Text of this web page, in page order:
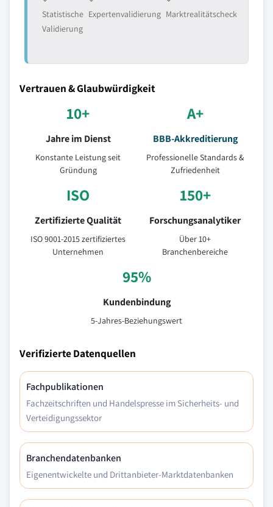
Statistische
Validierung
Expertenvalidierung Marktrealitätscheck
Vertrauen & Glaubwürdigkeit
10+
Jahre im Dienst
Konstante Leistung seit
Gründung
A+
BBB-Akkreditierung
Professionelle Standards &
Zufriedenheit
ISO
Zertifizierte Qualität
ISO 9001-2015 zertifiziertes
Unternehmen
150+
Forschungsanalytiker
Über 10+
Branchenbereiche
95%
Kundenbindung
5-Jahres-Beziehungswert
Verifizierte Datenquellen
Fachpublikationen
Fachzeitschriften und Handelspresse im Sicherheits- und
Verteidigungssektor
Branchendatenbanken
Eigenentwickelte und Drittanbieter-Marktdatenbanken